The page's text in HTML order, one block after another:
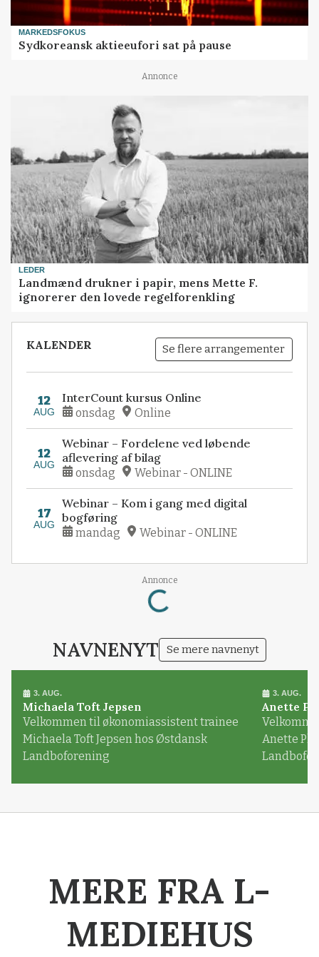
MARKEDSFOKUS
Sydkoreansk aktieeufori sat på pause
Annonce
LEDER
Landmænd drukner i papir, mens Mette F.
ignorerer den lovede regelforenkling
KALENDER Se flere arrangementer
12
AUG
InterCount kursus Online
onsdag Online
12
AUG
Webinar – Fordelene ved løbende
aflevering af bilag
onsdag Webinar - ONLINE
17
AUG
Webinar – Kom i gang med digital
bogføring
mandag Webinar - ONLINE
Annonce
Loading...
NAVNENYT Se mere navnenyt
3. AUG.
Michaela Toft Jepsen
Velkommen til økonomiassistent trainee
Michaela Toft Jepsen hos Østdansk
Landboforening
3. AUG.
Anette
Anette
MERE FRA L-
MEDIEHUS